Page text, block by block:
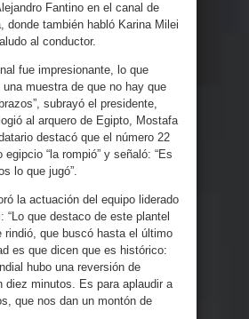
Fantino en el canal de
donde también habló Karina Milei
al conductor.
fue impresionante, lo que
muestra de que no hay que
subrayó el presidente,
al arquero de Egipto, Mostafa
destacó que el número 22
“la rompió” y señaló: “Es
lo que jugó”.
la actuación del equipo liderado
“Lo que destaco de este plantel
rindió, que buscó hasta el último
es que dicen que es histórico:
hubo una reversión de
diez minutos. Es para aplaudir a
que nos dan un montón de